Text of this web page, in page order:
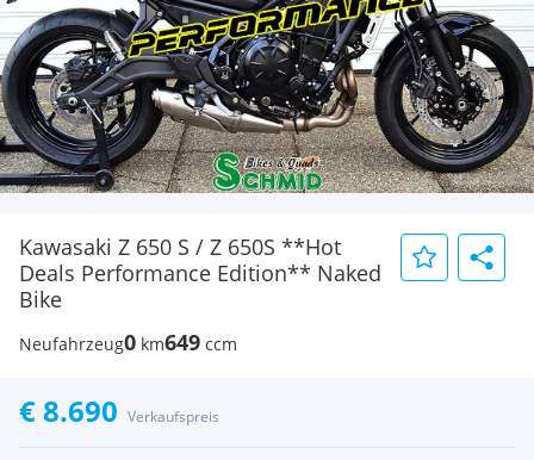
Kawasaki Z 650 S / Z 650S **Hot
Deals Performance Edition** Naked
Bike
Neufahrzeug0 km649 ccm
€ 8.690 Verkaufspreis